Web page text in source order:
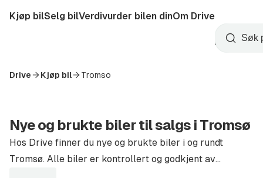
til
Startside
Kjøp bilSelg bilVerdivurder bilen dinOm Drive
Opprett
konto
Søk
Drive Kjøp bil Tromso
Nye og brukte biler til salgs i Tromsø
Hos Drive finner du nye og brukte biler i og rundt
Tromsø. Alle biler er kontrollert og godkjent av